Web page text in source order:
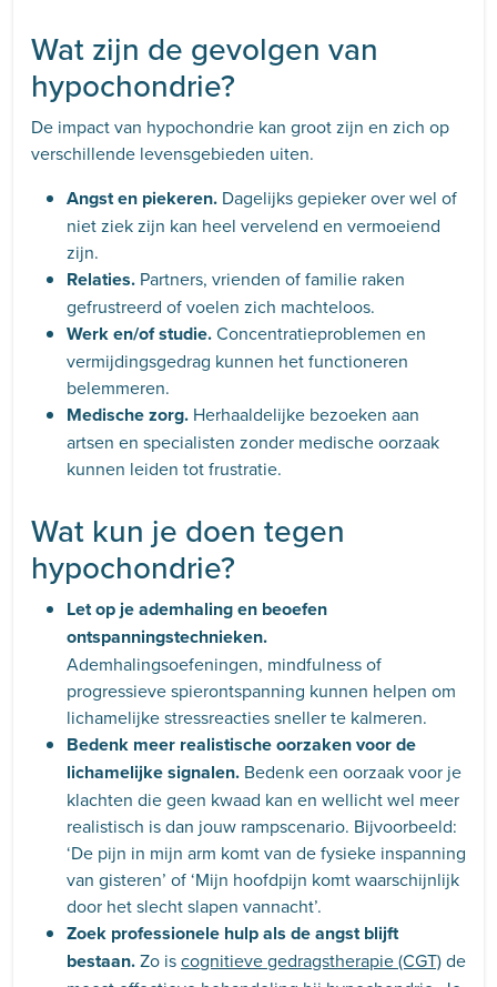
Wat zijn de gevolgen van
hypochondrie?
De impact van hypochondrie kan groot zijn en zich op
verschillende levensgebieden uiten.
Angst en piekeren. Dagelijks gepieker over wel of
niet ziek zijn kan heel vervelend en vermoeiend
zijn.
Relaties. Partners, vrienden of familie raken
gefrustreerd of voelen zich machteloos.
Werk en/of studie.Concentratieproblemen en
vermijdingsgedrag kunnen het functioneren
belemmeren.
Medische zorg. Herhaaldelijke bezoeken aan
artsen en specialisten zonder medische oorzaak
kunnen leiden tot frustratie.
Wat kun je doen tegen
hypochondrie?
Let op je ademhaling en beoefen
ontspanningstechnieken.
Ademhalingsoefeningen, mindfulness of
progressieve spierontspanning kunnen helpen om
lichamelijke stressreacties sneller te kalmeren.
Bedenk meer realistische oorzaken voor de
lichamelijke signalen. Bedenk een oorzaak voor je
klachten die geen kwaad kan en wellicht wel meer
realistisch is dan jouw rampscenario. Bijvoorbeeld:
‘De pijn in mijn arm komt van de fysieke inspanning
van gisteren’ of ‘Mijn hoofdpijn komt waarschijnlijk
door het slecht slapen vannacht’.
Zoek professionele hulp als de angst blijft
bestaan.Zo iscognitieve gedragstherapie (CGT)de